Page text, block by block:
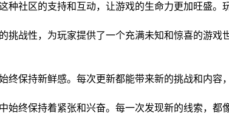
社区的支持和互动，让游戏的生命力更加旺盛。
战性，为玩家提供了一个充满未知和惊喜的游戏
保持新鲜感。每次更新都能带来新的挑战和内容
终保持着紧张和兴奋。每一次发现新的线索，都